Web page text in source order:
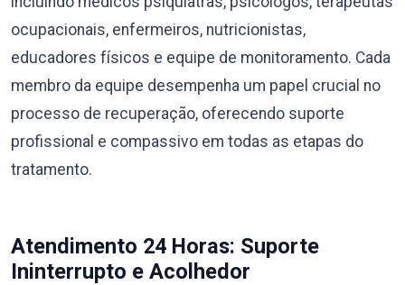
ocupacionais, enfermeiros, nutricionistas,
educadores físicos e equipe de monitoramento. Cada
membro da equipe desempenha um papel crucial no
processo de recuperação, oferecendo suporte
profissional e compassivo em todas as etapas do
tratamento.
Atendimento 24 Horas: Suporte
Ininterrupto e Acolhedor